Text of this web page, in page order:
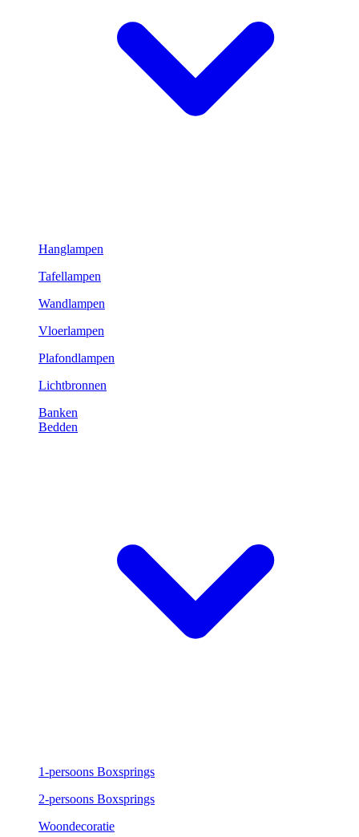
Hanglampen
Tafellampen
Wandlampen
Vloerlampen
Plafondlampen
Lichtbronnen
Banken
Bedden
1-persoons Boxsprings
2-persoons Boxsprings
Woondecoratie